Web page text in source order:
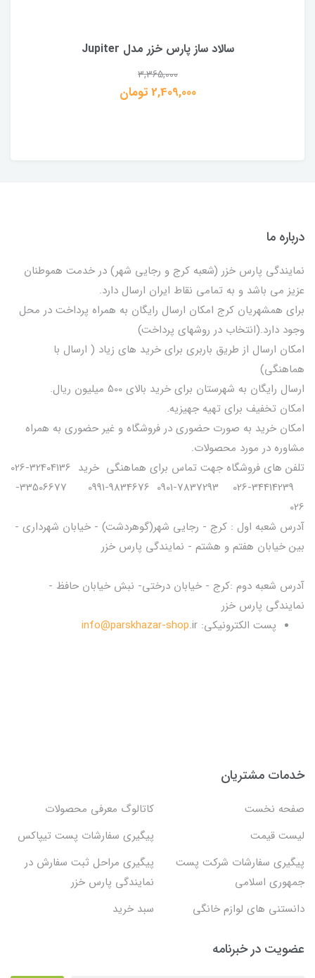
سالاد ساز پارس خزر مدل Jupiter
3,365,000
2,409,000 تومان
درباره ما
نمایندگی پارس خزر (شعبه کرج و رجایی شهر) در خدمت هموطنان
عزیز می باشد و به تمامی نقاط ایران ارسال دارد.
برای همشهریان کرج امکان ارسال رایگان به همراه پرداخت در محل
وجود دارد.(انتخاب در روشهای پرداخت)
امکان ارسال از طریق باربری برای خرید های زیاد ( ارسال با
هماهنگی)
ارسال رایگان به شهرستان برای خرید بالای 500 میلیون ریال.
امکان تخفیف برای تهیه جهیزیه.
امکان خرید به صورت حضوری در فروشگاه و غیر حضوری به همراه
مشاوره در مورد محصولات.
تلفن های فروشگاه جهت تماس برای هماهنگی خرید 32404136-026
34414239-026 7837293-0901 9834676-0991 33506677-
026
آدرس شعبه اول : کرج - رجایی شهر(گوهردشت) - خیابان شهرداری -
بین خیابان هفتم و هشتم - نمایندگی پارس خزر
آدرس شعبه دوم :کرج - خیابان درختی- نبش خیابان حافظ -
نمایندگی پارس خزر
پست الکترونیکی:
info@parskhazar-shop.ir
خدمات مشتریان
صفحه نخست
کاتالوگ معرفی محصولات
لیست قیمت
پیگیری سفارشات پست تیپاکس
پیگیری سفارشات شرکت پست
جمهوری اسلامی
پیگیری مراحل ثبت سفارش در
نمایندگی پارس خزر
دانستنی های لوازم خانگی
سبد خرید
عضویت در خبرنامه